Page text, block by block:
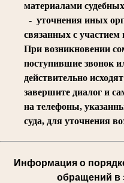
материалами
- уточнения иных
связанных с участием
При возникновении
поступившие звонок
действительно
завершите диалог и
на телефоны,
суда, для уточнения
Информация о
обращений в